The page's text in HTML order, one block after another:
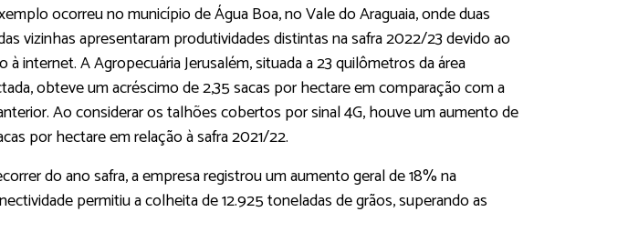
ocorreu no município de Água Boa, no Vale do Araguaia, onde duas
vizinhas apresentaram produtividades distintas na safra 2022/23 devido ao
à internet. A Agropecuária Jerusalém, situada a 23 quilômetros da área
obteve um acréscimo de 2,35 sacas por hectare em comparação com a
Ao considerar os talhões cobertos por sinal 4G, houve um aumento de
por hectare em relação à safra 2021/22.
do ano safra, a empresa registrou um aumento geral de 18% na
permitiu a colheita de 12.925 toneladas de grãos, superando as